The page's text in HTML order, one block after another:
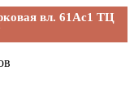
вл. 61Ас1 ТЦ